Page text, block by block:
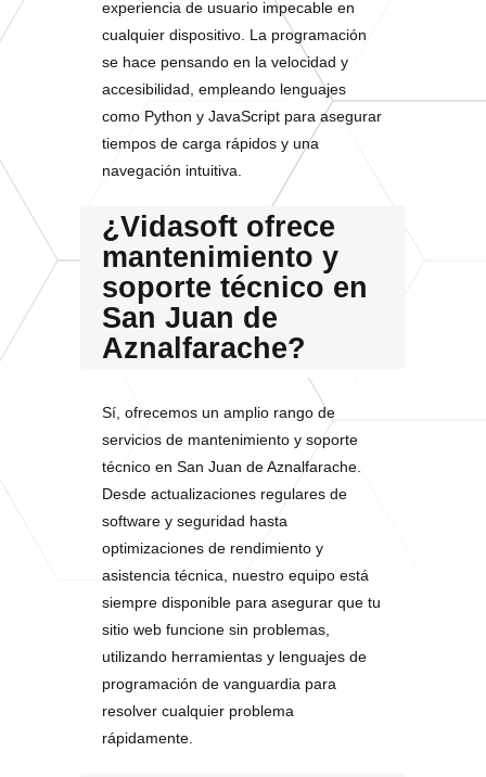
experiencia de usuario impecable en
cualquier dispositivo. La programación
se hace pensando en la velocidad y
accesibilidad, empleando lenguajes
como Python y JavaScript para asegurar
tiempos de carga rápidos y una
navegación intuitiva.
¿Vidasoft ofrece
mantenimiento y
soporte técnico en
San Juan de
Aznalfarache?
Sí, ofrecemos un amplio rango de
servicios de mantenimiento y soporte
técnico en San Juan de Aznalfarache.
Desde actualizaciones regulares de
software y seguridad hasta
optimizaciones de rendimiento y
asistencia técnica, nuestro equipo está
siempre disponible para asegurar que tu
sitio web funcione sin problemas,
utilizando herramientas y lenguajes de
programación de vanguardia para
resolver cualquier problema
rápidamente.